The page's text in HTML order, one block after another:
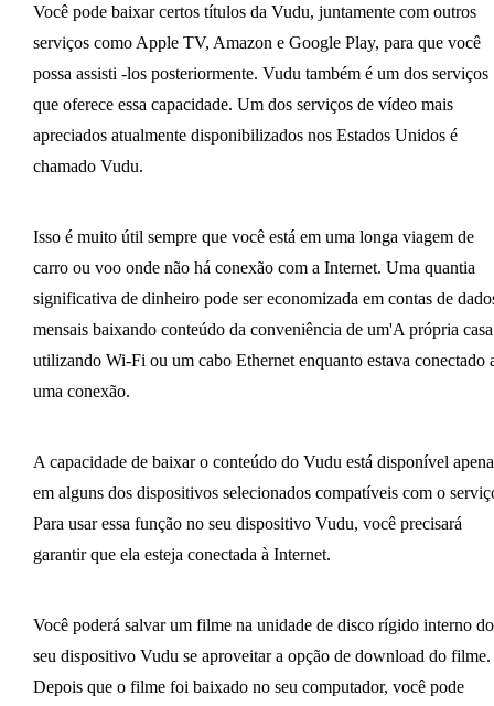
Você pode baixar certos títulos da Vudu, juntamente com outros
serviços como Apple TV, Amazon e Google Play, para que você
possa assisti -los posteriormente. Vudu também é um dos serviços
que oferece essa capacidade. Um dos serviços de vídeo mais
apreciados atualmente disponibilizados nos Estados Unidos é
chamado Vudu.
Isso é muito útil sempre que você está em uma longa viagem de
carro ou voo onde não há conexão com a Internet. Uma quantia
significativa de dinheiro pode ser economizada em contas de
mensais baixando conteúdo da conveniência de um'A própria casa
utilizando Wi-Fi ou um cabo Ethernet enquanto estava conectado
uma conexão.
A capacidade de baixar o conteúdo do Vudu está disponível
em alguns dos dispositivos selecionados compatíveis com o
Para usar essa função no seu dispositivo Vudu, você precisará
garantir que ela esteja conectada à Internet.
Você poderá salvar um filme na unidade de disco rígido interno do
seu dispositivo Vudu se aproveitar a opção de download do filme.
Depois que o filme foi baixado no seu computador, você pode